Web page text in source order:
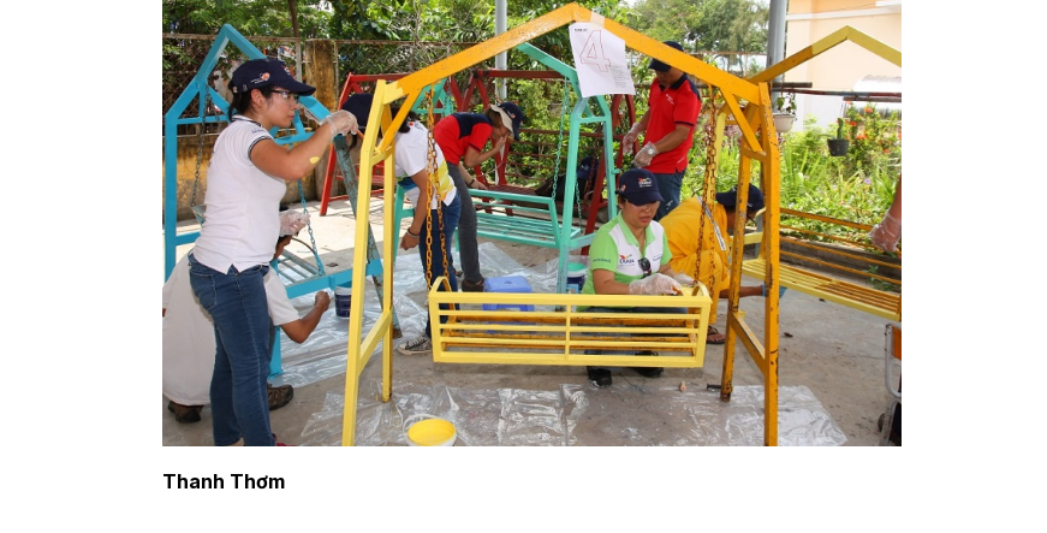
Thanh Thơm